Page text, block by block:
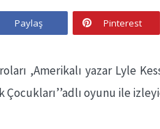
Paylaş Pinterest
,Amerikalı yazar Lyle
Çocukları’’adlı oyunu ile